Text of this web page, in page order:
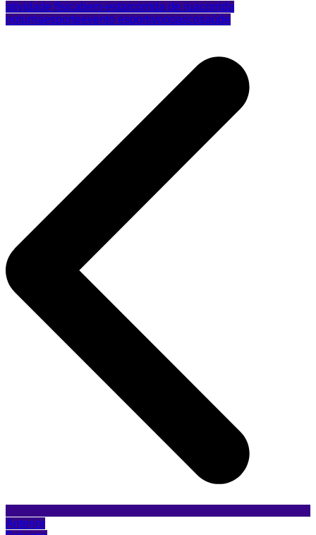
atividade físicabem-estarcorrida de ruacorrida
noturnaesporteevento esportivoosascosaúde
Anterior